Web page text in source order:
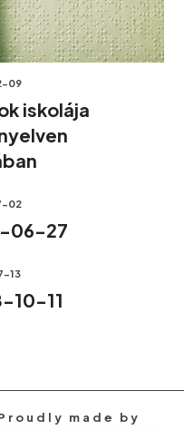
09
iskolája
02
06-27
13
10-11
made by